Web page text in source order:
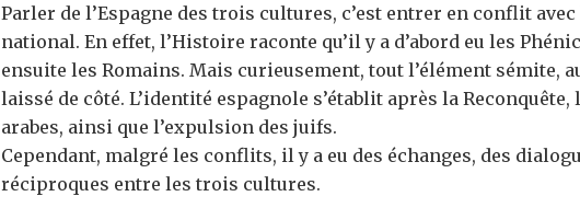
Parler de l’Espagne des trois cultures, c’est entrer en conflit
national. En effet, l’Histoire raconte qu’il y a d’abord eu les
ensuite les Romains. Mais curieusement, tout l’élément sémite,
laissé de côté. L’identité espagnole s’établit après la
arabes, ainsi que l’expulsion des juifs.
Cependant, malgré les conflits, il y a eu des échanges, des
réciproques entre les trois cultures.